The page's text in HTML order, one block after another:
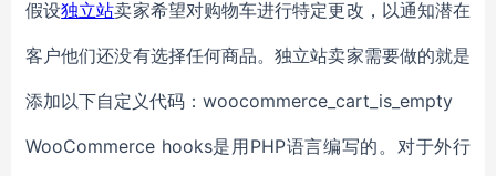
假设独立站卖家希望对购物车进行特定更改，以通知潜在
客户他们还没有选择任何商品。独立站卖家需要做的就是
添加以下自定义代码： woocommerce_cart_is_empty
WooCommerce hooks是用PHP语言编写的。对于外行